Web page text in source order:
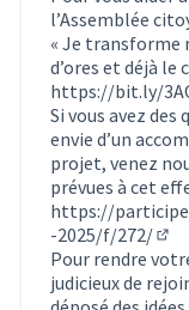
l’Assemblée
« Je transforme
d’ores et déjà le
https://bit.ly/
Si vous avez
envie d’un
projet, venez
prévues à cet
https://
-2025/f/272/
Pour rendre
judicieux de